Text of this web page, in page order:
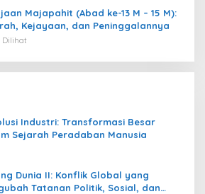
Majapahit (Abad ke-13 M – 15 M):
Kejayaan, dan Peninggalannya
Dilihat
Industri: Transformasi Besar
Sejarah Peradaban Manusia
Dunia II: Konflik Global yang
Tatanan Politik, Sosial, dan